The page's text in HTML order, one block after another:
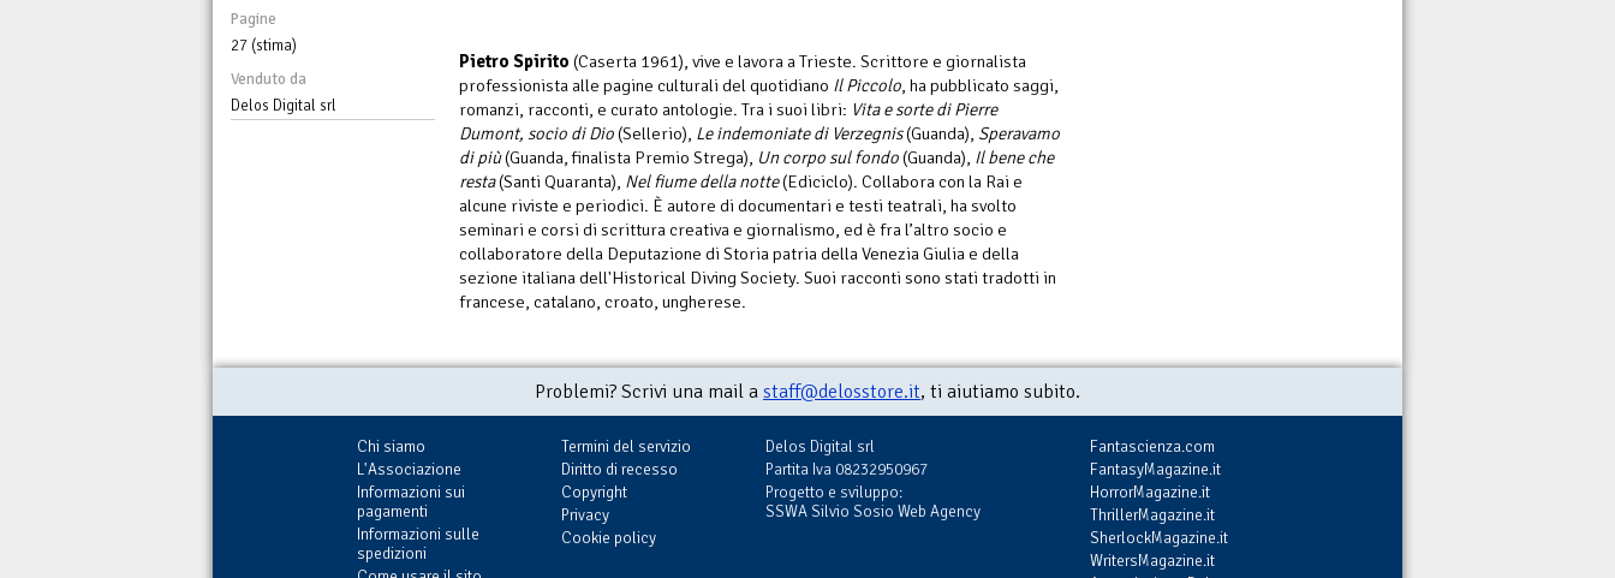
Pagine
27 (stima)
Venduto da
Delos Digital srl
Pietro Spirito (Caserta 1961), vive e lavora a Trieste. Scrittore e giornalista
professionista alle pagine culturali del quotidiano Il Piccolo, ha pubblicato saggi,
romanzi, racconti, e curato antologie. Tra i suoi libri: Vita e sorte di Pierre
Dumont, socio di Dio(Sellerio), Le indemoniate di Verzegnis(Guanda), Speravamo
di più(Guanda, finalista Premio Strega), Un corpo sul fondo(Guanda), Il bene che
resta(Santi Quaranta), Nel fiume della notte(Ediciclo). Collabora con la Rai e
alcune riviste e periodici. È autore di documentari e testi teatrali, ha svolto
seminari e corsi di scrittura creativa e giornalismo, ed è fra l’altro socio e
collaboratore della Deputazione di Storia patria della Venezia Giulia e della
sezione italiana dell'Historical Diving Society. Suoi racconti sono stati tradotti in
francese, catalano, croato, ungherese.
Problemi? Scrivi una mail a staff@delosstore.it, ti aiutiamo subito.
Chi siamo
L'Associazione
Informazioni sui
pagamenti
Informazioni sulle
spedizioni
Termini del servizio
Diritto di recesso
Copyright
Privacy
Cookie policy
Delos Digital srl
Partita Iva 08232950967
Progetto e sviluppo:
SSWA Silvio Sosio Web Agency
Fantascienza.com
FantasyMagazine.it
HorrorMagazine.it
ThrillerMagazine.it
SherlockMagazine.it
WritersMagazine.it